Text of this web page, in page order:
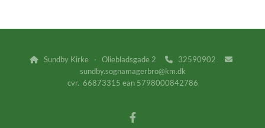
Sundby Kirke · Oliebladsgade 2 32590902 
sundby.sognamagerbro@km.dk
cvr. 66873315 ean 5798000842786